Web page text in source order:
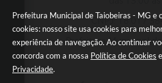
Prefeitura Municipal de Taiobeiras - MG e
cookies: nosso site usa cookies para
experiência de navegação. Ao continuar
concorda com a nossa Política de Cookies e
Privacidade.
CNPJ:
Prefeitura Municipal de